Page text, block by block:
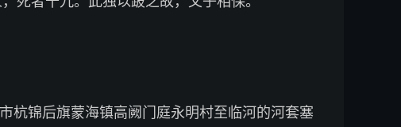
杭锦后旗蒙海镇高阙门庭永明村至临河的河套塞